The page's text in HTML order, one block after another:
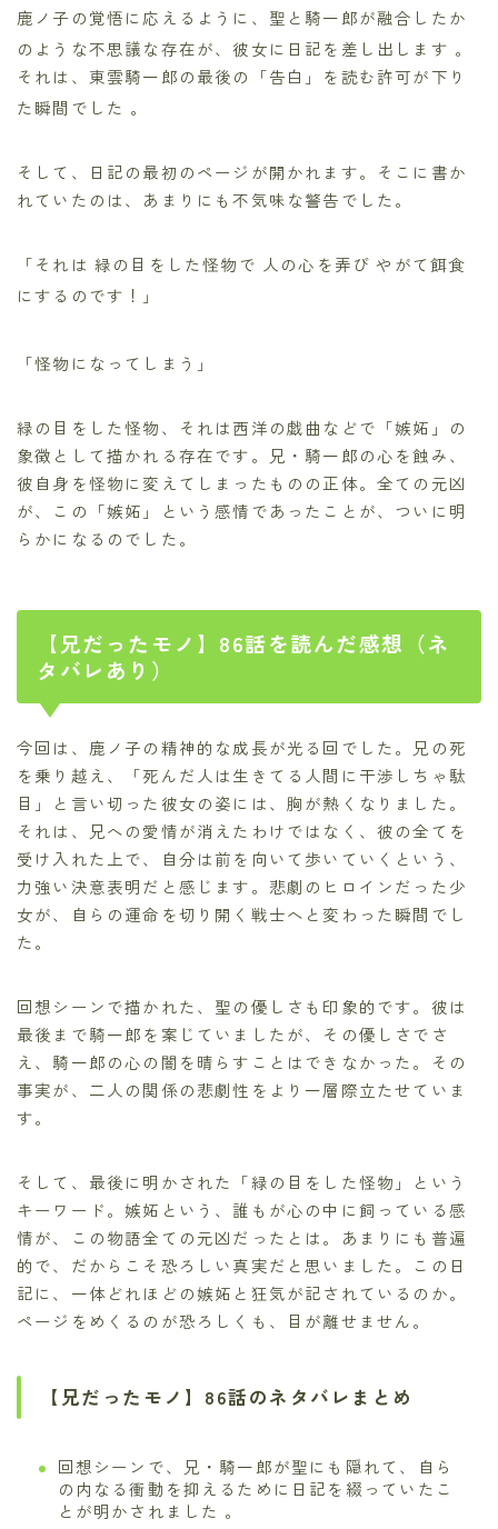
鹿ノ子の覚悟に応えるように、聖と騎一郎が融合したか
のような不思議な存在が、彼女に日記を差し出します 。
それは、東雲騎一郎の最後の「告白」を読む許可が下り
た瞬間でした 。
そして、日記の最初のページが開かれます。そこに書か
れていたのは、あまりにも不気味な警告でした。
「それは 緑の目をした怪物で 人の心を弄び やがて餌食
にするのです！」
「怪物になってしまう」
緑の目をした怪物、それは西洋の戯曲などで「嫉妬」の
象徴として描かれる存在です。兄・騎一郎の心を蝕み、
彼自身を怪物に変えてしまったものの正体。全ての元凶
が、この「嫉妬」という感情であったことが、ついに明
らかになるのでした。
【兄だったモノ】86話を読んだ感想（ネ
タバレあり）
今回は、鹿ノ子の精神的な成長が光る回でした。兄の死
を乗り越え、「死んだ人は生きてる人間に干渉しちゃ駄
目」と言い切った彼女の姿には、胸が熱くなりました。
それは、兄への愛情が消えたわけではなく、彼の全てを
受け入れた上で、自分は前を向いて歩いていくという、
力強い決意表明だと感じます。悲劇のヒロインだった少
女が、自らの運命を切り開く戦士へと変わった瞬間でし
た。
回想シーンで描かれた、聖の優しさも印象的です。彼は
最後まで騎一郎を案じていましたが、その優しさでさ
え、騎一郎の心の闇を晴らすことはできなかった。その
事実が、二人の関係の悲劇性をより一層際立たせていま
す。
そして、最後に明かされた「緑の目をした怪物」という
キーワード。嫉妬という、誰もが心の中に飼っている感
情が、この物語全ての元凶だったとは。あまりにも普遍
的で、だからこそ恐ろしい真実だと思いました。この日
記に、一体どれほどの嫉妬と狂気が記されているのか。
ページをめくるのが恐ろしくも、目が離せません。
【兄だったモノ】86話のネタバレまとめ
回想シーンで、兄・騎一郎が聖にも隠れて、自ら
の内なる衝動を抑えるために日記を綴っていたこ
とが明かされました 。